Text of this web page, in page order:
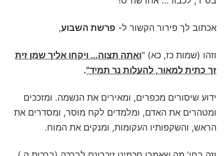
אכתוב לך פירור הקשור ל- פרשת השבוע,
וזהו (שמות כז, כא) "ואתה תצוה… ויקחו אליך שמן זית
זך כתית למאור, להעלות נר תמיד".
ידוע שיסורים מכפרים, ומאירים את הנשמה. ומזככים
ומטהרים את האדם, ומלמדים לקח מוסר, ומסדרים את
הראש, והשקפותיו העקומות, ומנקים את המוח.